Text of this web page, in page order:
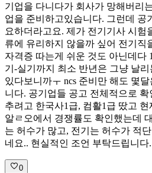
기업을 다니다가 회사가 망해버리
업을 준비하고있습니다. 그런데 공
요하더라고요. 제가 전기기사 시험
류에 유리하지 않을까 싶어 전기직
자격증 따는게 쉬운 것도 아닌데다
기-실기까지 최소 반년은 그냥 날
있다보니까ㅜ ncs 준비만 해도 몇
니다. 공기업들 공고 전체적으로
추려고 한국사1급, 컴활1급 땄고
알ㄹ오에서 경쟁률도 확인했는데
는 허수가 많고, 전기는 허수가 적
네요.. 현실적인 조언 부탁드립니다
0